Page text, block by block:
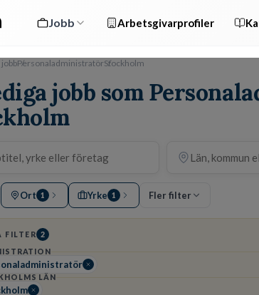
Jobb Arbetsgivarprofiler
jobbPersonaladministratörStockholm
jobb som
Ort 1 Yrke 1 Fler filter
FILTER 2
LÄN